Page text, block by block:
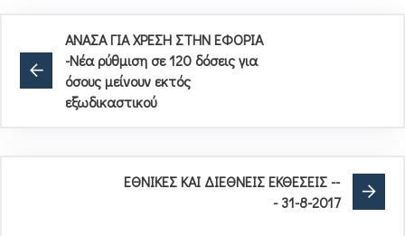
ΑΝΑΣΑ ΓΙΑ ΧΡΕΣΗ ΣΤΗΝ ΕΦΟΡΙΑ
-Νέα ρύθμιση σε 120 δόσεις για
όσους μείνουν εκτός
εξωδικαστικού
ΕΘΝΙΚΕΣ ΚΑΙ ΔΙΕΘΝΕΙΣ ΕΚΘΕΣΕΙΣ --
- 31-8-2017